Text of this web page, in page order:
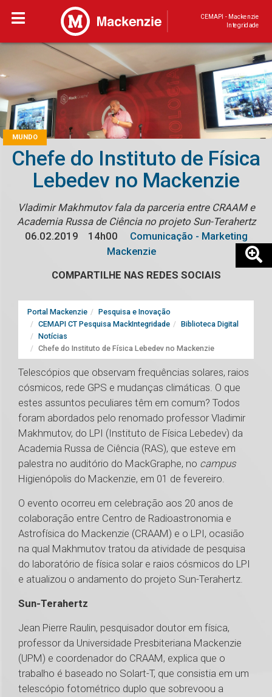
CEMAPI - Mackenzie
Integridade
MUNDO
Chefe do Instituto de Física
Lebedev no Mackenzie
Vladimir Makhmutov fala da parceria entre CRAAM e
Academia Russa de Ciência no projeto Sun-Terahertz
06.02.2019
14h00
Comunicação - Marketing
Mackenzie
COMPARTILHE NAS REDES SOCIAIS
Portal Mackenzie
Pesquisa e Inovação
CEMAPI CT Pesquisa MackIntegridade
Biblioteca Digital
Notícias
Chefe do Instituto de Física Lebedev no Mackenzie
Telescópios que observam frequências solares, raios
cósmicos, rede GPS e mudanças climáticas. O que
estes assuntos peculiares têm em comum? Todos
foram abordados pelo renomado professor Vladimir
Makhmutov, do LPI (Instituto de Física Lebedev) da
Academia Russa de Ciência (RAS), que esteve em
palestra no auditório do MackGraphe, no campus
Higienópolis do Mackenzie, em 01 de fevereiro.
O evento ocorreu em celebração aos 20 anos de
colaboração entre Centro de Radioastronomia e
Astrofísica do Mackenzie (CRAAM) e o LPI, ocasião
na qual Makhmutov tratou da atividade de pesquisa
do laboratório de física solar e raios cósmicos do LPI
e atualizou o andamento do projeto Sun-Terahertz.
Sun-Terahertz
Jean Pierre Raulin, pesquisador doutor em física,
professor da Universidade Presbiteriana Mackenzie
(UPM) e coordenador do CRAAM, explica que o
trabalho é baseado no Solart-T, que consistia em um
telescópio fotométrico duplo que sobrevoou a